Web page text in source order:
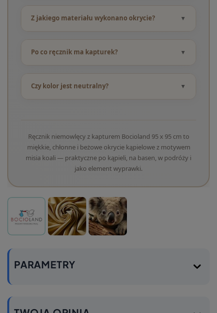
Z jakiego materiału wykonano okrycie?
Po co ręcznik ma kapturek?
Czy kolor jest neutralny?
Ręcznik niemowlęcy z kapturem Bocioland 95 x 95 cm to
miękkie, chłonne i beżowe okrycie kąpielowe z motywem
misia koali — praktyczne po kąpieli, na basen, w podróży i
jako element wyprawki.
PARAMETRY